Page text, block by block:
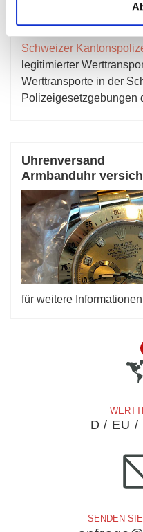
besitzt als
Schweizer
legitimierter
Werttransporte in der
Polizeigesetzgebungen
Uhrenversand
Armbanduhr
für weitere
D / EU /
SENDEN